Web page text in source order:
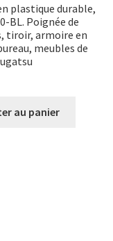
plastique durable,
BL. Poignée de
tiroir, armoire en
meubles de
au panier